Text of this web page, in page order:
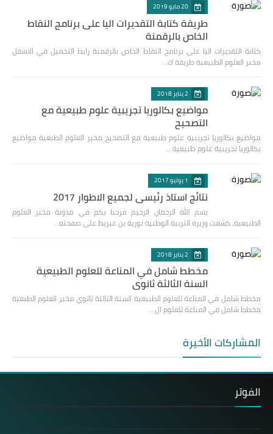
20 مايو 2019
طريقة كتابة التقديرات اليا على برنامج النقاط
الخاص بالرقمنة
كتابة التقديرات اليا على برنامج النقاط الخاص بالرقمنة رابط التحميل في الاسفل
مخبر العلوم الطبيعية طريقة ك…
2 يناير 2018
مواضيع بكالوريا تجريبية علوم طبيعية مع
التصحيح
مواضيع بكالوريا تجريبية علوم طبيعية مع التصحيح مخبر العلوم الطبعية مواضيع
بكالوريا تجريبية علوم طبيعية …
1 يوليو 2017
نتائج استاذ رئيسي لجميع الاطوار 2017
بسم الله الرحمان الرحيم مرحبا بكم في مدونة مخبر العلوم
الطبيعية، كشفت وزيرة التربية الوطنية نورية بن غبريط على صفحته…
2 يناير 2018
مخطط شامل في المناعة للعلوم الطبيعية
السنة الثالثة ثانوي
مخطط شامل في المناعة للعلوم الطبيعية السنة الثالثة ثانوي مخبر العلوم الطبعية
مخطط شامل في المناعة للعلوم ال…
المشاركات الأخيرة
الفوتر